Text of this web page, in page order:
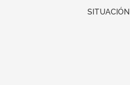
SITUACIÓN